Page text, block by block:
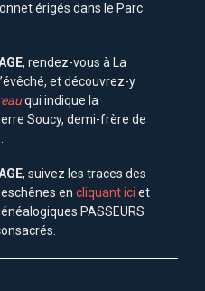
érigés dans le Parc
, rendez-vous à La
et découvrez-y
qui indique la
Soucy, demi-frère de
, suivez les traces des
en cliquant ici et
PASSEURS